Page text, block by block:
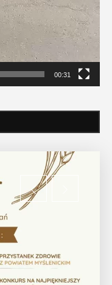
00:31